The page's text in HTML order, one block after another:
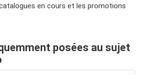
en cours et les promotions
posées au sujet